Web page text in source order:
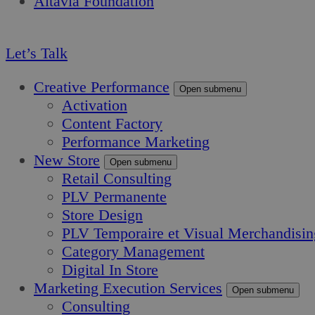
Let’s Talk
Creative Performance
Open submenu
Activation
Content Factory
Performance Marketing
New Store
Open submenu
Retail Consulting
PLV Permanente
Store Design
PLV Temporaire et Visual
Category Management
Digital In Store
Marketing Execution Services
Open submenu
Consulting